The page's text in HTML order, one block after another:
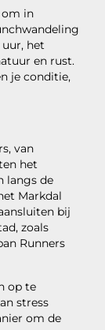
om in
het
en rust.
je conditie,
van
het
langs de
Markdal
bij
zoals
Runners
op te
stress
om de